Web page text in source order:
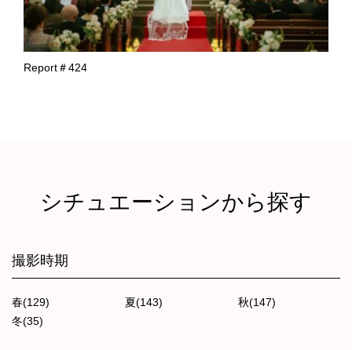
Report＃424
シチュエーションから探す
撮影時期
春(129) 夏(143)
秋(147)
冬(35)